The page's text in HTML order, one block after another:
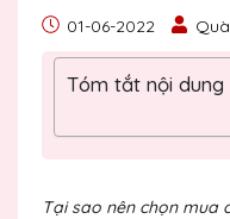
01-06-2022
Tóm tắt nội dung
Tại sao nên chọn mua